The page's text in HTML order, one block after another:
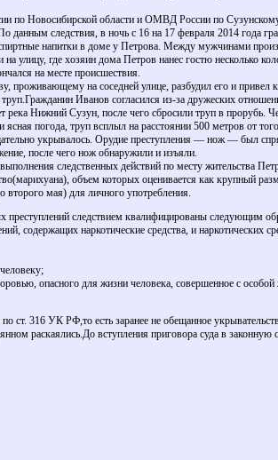
по Новосибирской области и ОМВД России по
данным следствия, в ночь с 16 на 17 февраля 2014 года
напитки в доме у Петрова. Между мужчинами
где хозяин дома Петров нанес гостю несколько
на месте происшествия.
на соседней улице, разбудил его и привел к
Иванов согласился из-за дружеских
река Нижний Сузун, после чего сбросили труп в прорубь.
погода, труп всплыл на расстоянии 500 метров от
укрывалось. Орудие преступления — нож — был
после чего нож обнаружили и изъяли.
следственных действий по месту жительства
объем которых оценивается как крупный
мая) для личного употребления.
преступлений следствием квалифицированы следующим
содержащих наркотические средства, и наркотических
опасного для жизни человека, совершенное с особой
ст. 316 УК РФ,то есть заранее не обещанное
раскаялись.До вступления приговора суда в законную